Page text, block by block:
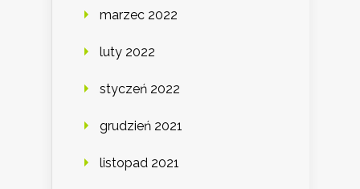
marzec 2022
luty 2022
styczeń 2022
grudzień 2021
listopad 2021